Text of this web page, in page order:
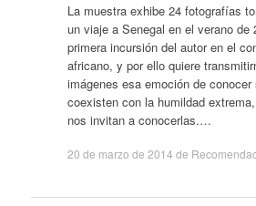
La muestra exhibe 24 fotografías
un viaje a Senegal en el verano de
primera incursión del autor en el
africano, y por ello quiere
imágenes esa emoción de conocer
coexisten con la humildad
nos invitan a conocerlas.…
20 de marzo de 2014 de